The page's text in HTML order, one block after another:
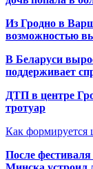
Из Гродно в
возможностью
В Беларуси
поддерживает
ДТП в центре
тротуар
Как
После